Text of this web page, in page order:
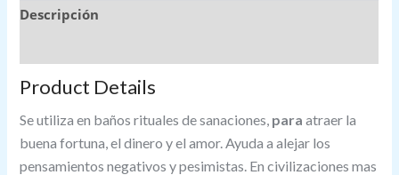
Descripción
Product Details
Se utiliza en baños rituales de sanaciones, para atraer la
buena fortuna, el dinero y el amor. Ayuda a alejar los
pensamientos negativos y pesimistas. En civilizaciones mas